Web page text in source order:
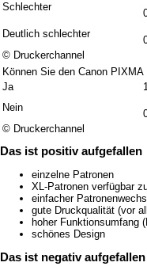
Schlechter
Deutlich schlechter
© Druckerchannel
Können Sie den Canon
Ja
Nein
© Druckerchannel
Das ist positiv aufgefallen
einzelne Patronen
XL-Patronen verfügbar
einfacher
gute Druckqualität (vor
hoher Funktionsumfang
schönes Design
Das ist negativ aufgefallen